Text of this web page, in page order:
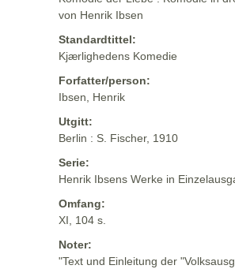
von Henrik Ibsen
Standardtittel:
Kjærlighedens Komedie
Forfatter/person:
Ibsen, Henrik
Utgitt:
Berlin : S. Fischer, 1910
Serie:
Henrik Ibsens Werke in
Omfang:
XI, 104 s.
Noter:
"Text und Einleitung der